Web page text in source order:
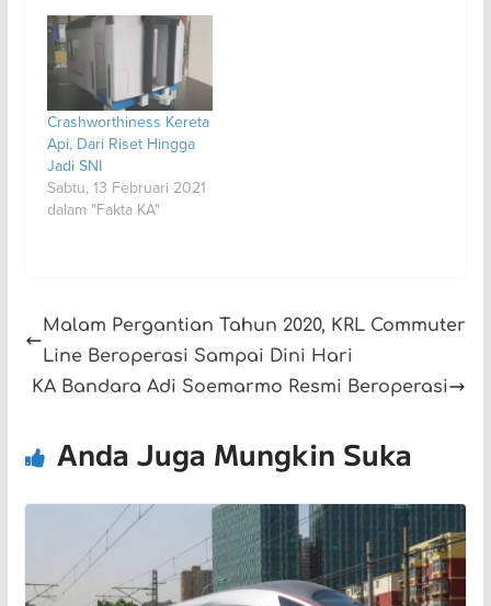
Crashworthiness Kereta
Api, Dari Riset Hingga
Jadi SNI
Sabtu, 13 Februari 2021
dalam "Fakta KA"
Malam Pergantian Tahun 2020, KRL Commuter
Line Beroperasi Sampai Dini Hari
KA Bandara Adi Soemarmo Resmi Beroperasi
Anda Juga Mungkin Suka